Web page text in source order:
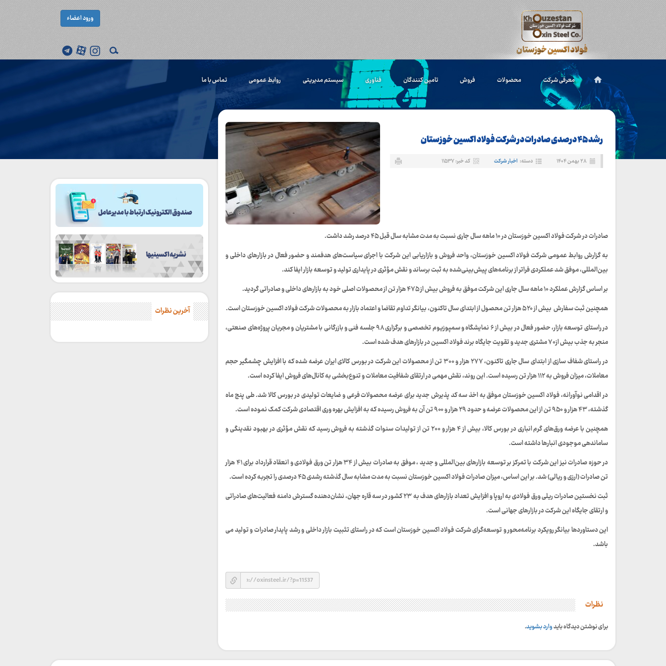
ورود اعضاء
معرفی شرکت محصولات فروش تامین کنندگان فناوری سیستم مدیریتی روابط عمومی تماس با ما
رشد ۴۵ درصدی صادرات در شرکت فولاد اکسین خوزستان
۲۸ بهمن ۱۴۰۴ دسته: اخبار شرکت کد خبر: ۱۱۵۳۷
صادرات در شرکت فولاد اکسین خوزستان در ۱۰ ماهه سال جاری نسبت به مدت مشابه سال قبل ۴۵ درصد رشد داشت.
به گزارش روابط عمومی شرکت فولاد اکسین خوزستان، واحد فروش و بازاریابی این شرکت با اجرای سیاست‌های هدفمند و حضور فعال در بازارهای داخلی و
بین‌المللی، موفق شد عملکردی فراتر از برنامه‌های پیش‌بینی‌شده به ثبت برساند و نقش مؤثری در پایداری تولید و توسعه بازار ایفا کند.
بر اساس گزارش عملکرد ۱۰ ماهه سال جاری این شرکت موفق به فروش بیش از ۴۷۵ هزار تن از محصولات اصلی خود به بازارهای داخلی و صادراتی گردید.
همچنین ثبت سفارش بیش از ۵۲۰ هزار تن محصول از ابتدای سال تاکنون، بیانگر تداوم تقاضا و اعتماد بازار به محصولات شرکت فولاد اکسین خوزستان است.
در راستای توسعه بازار، حضور فعال در بیش از ۶ نمایشگاه و سمپوزیوم تخصصی و برگزاری ۹۸ جلسه فنی و بازرگانی با مشتریان و مجریان پروژه‌های صنعتی،
منجر به جذب بیش از ۷۰ مشتری جدید و تقویت جایگاه برند فولاد اکسین در بازارهای هدف شده است.
در راستای شفاف سازی از ابتدای سال جاری تاکنون، ۲۷۷ هزار و ۳۰۰ تن از محصولات این شرکت در بورس کالای ایران عرضه شده که با افزایش چشمگیر حجم
معاملات، میزان فروش به ۱۱۲ هزار تن رسیده است. این روند، نقش مهمی در ارتقای شفافیت معاملات و تنوع‌بخشی به کانال‌های فروش ایفا کرده است.
در اقدامی نوآورانه، فولاد اکسین خوزستان موفق به اخذ سه کد پذیرش جدید برای عرضه محصولات فرعی و ضایعات تولیدی در بورس کالا شد. طی پنج ماه
گذشته، ۴۳ هزار و ۹۵۰ تن از این محصولات عرضه و حدود ۲۹ هزار و ۹۰۰ تن آن به فروش رسیده که به افزایش بهره‌ وری اقتصادی شرکت کمک نموده است.
همچنین با عرضه ورق‌های گرم انباری در بورس کالا، بیش از ۴ هزار و ۲۰۰ تن از تولیدات سنوات گذشته به فروش رسید که نقش مؤثری در بهبود نقدینگی و
ساماندهی موجودی انبارها داشته است.
در حوزه صادرات نیز این شرکت با تمرکز بر توسعه بازارهای بین‌المللی و جدید ، موفق به صادرات بیش از ۳۴ هزار تن ورق فولادی و انعقاد قرارداد برای ۴۱ هزار
تن صادرات (ارزی و ریالی) شد. بر این اساس، میزان صادرات فولاد اکسین خوزستان نسبت به مدت مشابه سال گذشته رشدی ۴۵ درصدی را تجربه کرده است.
ثبت نخستین صادرات ریلی ورق فولادی به اروپا و افزایش تعداد بازارهای هدف به ۲۳ کشور در سه قاره جهان، نشان‌دهنده گسترش دامنه فعالیت‌های صادراتی
و ارتقای جایگاه این شرکت در بازارهای جهانی است.
این دستاوردها بیانگر رویکرد برنامه‌محور و توسعه‌گرای شرکت فولاد اکسین خوزستان است که در راستای تثبیت بازار داخلی و رشد پایدار صادرات و تولید می
باشد.
نظرات
برای نوشتن دیدگاه بایدوارد بشوید.
آخرین نظرات